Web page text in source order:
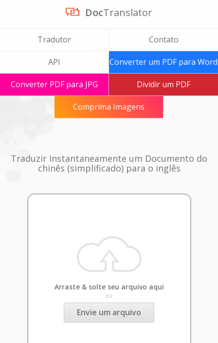
DocTranslator
Tradutor Contato
API Converter um PDF para Word
Converter PDF para JPG Dividir um PDF
Comprima Imagens
Traduzir Instantaneamente um Documento do
chinês (simplificado) para o inglês
Arraste & solte seu arquivo aqui
ou
Envie um arquivo